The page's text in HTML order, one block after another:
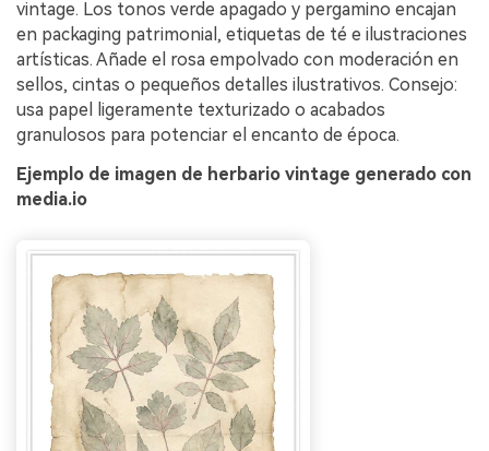
vintage. Los tonos verde apagado y pergamino encajan
en packaging patrimonial, etiquetas de té e ilustraciones
artísticas. Añade el rosa empolvado con moderación en
sellos, cintas o pequeños detalles ilustrativos. Consejo:
usa papel ligeramente texturizado o acabados
granulosos para potenciar el encanto de época.
Ejemplo de imagen de herbario vintage generado con
media.io